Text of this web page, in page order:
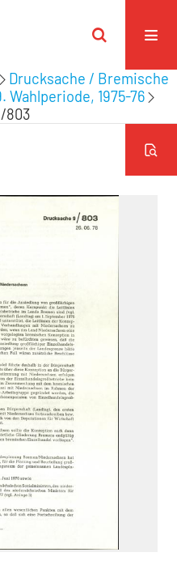
Drucksache / Bremische
Wahlperiode, 1975-76
803